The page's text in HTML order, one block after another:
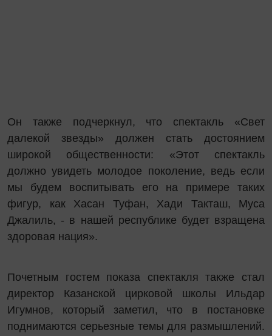
Он также подчеркнул, что спектакль «Свет
далекой звезды» должен стать достоянием
широкой общественности: «Этот спектакль
должно увидеть молодое поколение, ведь если
мы будем воспитывать его на примере таких
фигур, как Хасан Туфан, Хади Такташ, Муса
Джалиль, - в нашей республике будет взращена
здоровая нация».
Почетным гостем показа спектакля также стал
директор Казанской цирковой школы Ильдар
Игумнов, который заметил, что в постановке
поднимаются серьезные темы для размышлений.